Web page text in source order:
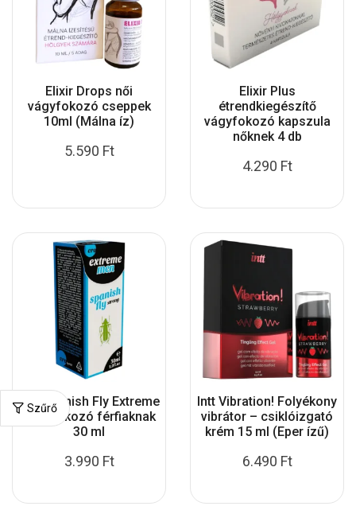
Szűrő
Elixir Drops női
vágyfokozó cseppek
10ml (Málna íz)
5.590 Ft
Elixir Plus
étrendkiegészítő
vágyfokozó kapszula
nőknek 4 db
4.290 Ft
Hot Spanish Fly Extreme
vágyfokozó férfiaknak
30 ml
3.990 Ft
Intt Vibration! Folyékony
vibrátor – csiklóizgató
krém 15 ml (Eper ízű)
6.490 Ft